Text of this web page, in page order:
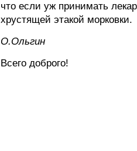
что если уж принимать
хрустящей этакой морковки.
O.Oльгин
Всего доброго!